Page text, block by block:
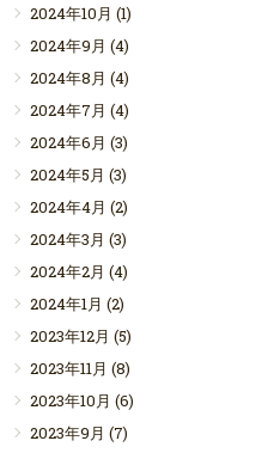
2024年10月 (1)
2024年9月 (4)
2024年8月 (4)
2024年7月 (4)
2024年6月 (3)
2024年5月 (3)
2024年4月 (2)
2024年3月 (3)
2024年2月 (4)
2024年1月 (2)
2023年12月 (5)
2023年11月 (8)
2023年10月 (6)
2023年9月 (7)